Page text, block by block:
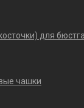
для
чашки